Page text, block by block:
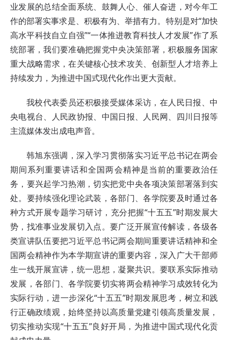
业发展的总结全面系统、鼓舞人心、催人奋进，对今年工
作的部署实事求是、积极有为、举措有力。特别是对“加快
高水平科技自立自强”“一体推进教育科技人才发展”作了系
统部署，我们要准确把握党中央决策部署，积极服务国家
重大战略需求，在关键核心技术攻关、创新型人才培养上
持续发力，为推进中国式现代化作出更大贡献。
我校代表委员还积极接受媒体采访，在人民日报、中
央电视台、人民政协报、中国日报、人民网、四川日报等
主流媒体发出成电声音。
韩旭东强调，深入学习贯彻落实习近平总书记在两会
期间系列重要讲话和全国两会精神是当前的重要政治任
务，要兴起学习热潮，切实把党中央各项决策部署落到实
处。要持续强化理论武装，各部门、各学院要及时通过各
种方式开展专题学习研讨，充分把握“十五五”时期发展大
势，找准事业发展切入点。要广泛开展宣传解读，各级各
类宣讲队伍要把习近平总书记两会期间重要讲话精神和全
国两会精神作为本学期宣讲的重要内容，深入广大干部师
生一线开展宣讲，统一思想，凝聚共识。要联系实际推动
发展，各部门、各学院要切实将两会精神学习成效转化为
实际行动，进一步深化“十五五”时期发展思考，树立和践
行正确政绩观，始终坚持以高质量党建引领高质量发展，
切实推动实现“十五五”良好开局，为推进中国式现代化贡